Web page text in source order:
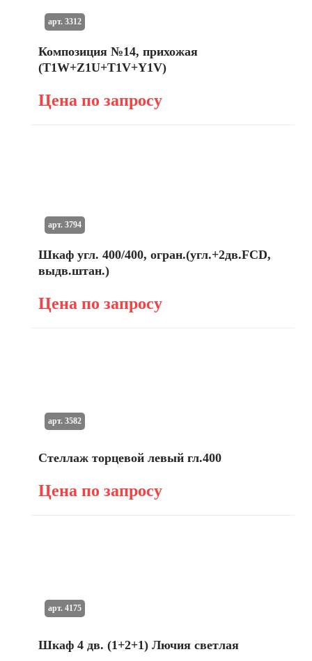
Композиция №14, прихожая
(T1W+Z1U+T1V+Y1V)
Цена по запросу
арт. 3312
Шкаф угл. 400/400, огран.(угл.+2дв.FCD,
выдв.штан.)
Цена по запросу
арт. 3794
Стеллаж торцевой левый гл.400
Цена по запросу
арт. 3582
Шкаф 4 дв. (1+2+1) Лючия светлая
арт. 4175